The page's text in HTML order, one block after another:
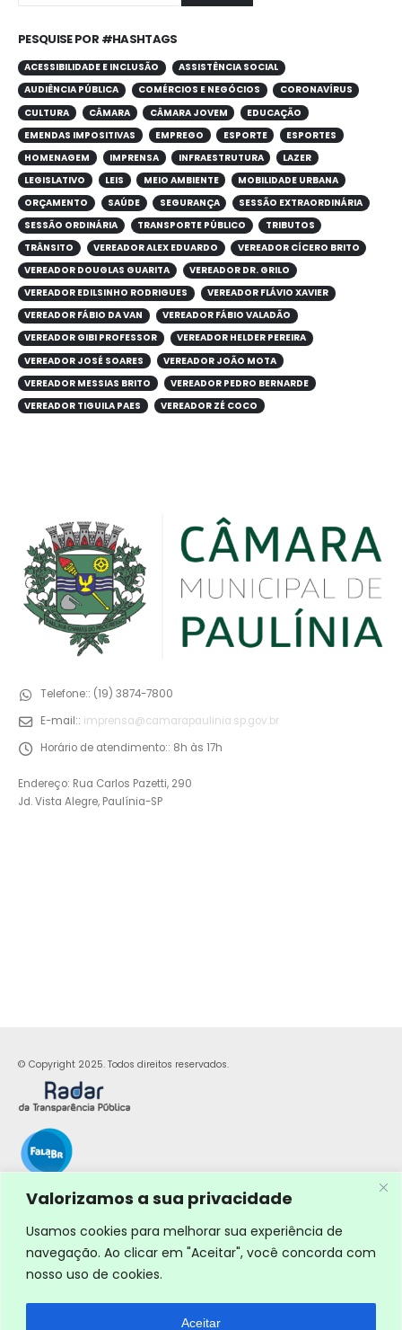
Valorizamos a sua privacidade
Usamos cookies para melhorar sua experiência de
navegação. Ao clicar em "Aceitar", você concorda com
nosso uso de cookies.
Aceitar
PESQUISE POR #HASHTAGS
ACESSIBILIDADE E INCLUSÃO
ASSISTÊNCIA SOCIAL
AUDIÊNCIA PÚBLICA
COMÉRCIOS E NEGÓCIOS
CORONAVÍRUS
CULTURA
CÂMARA CÂMARA JOVEM
EDUCAÇÃO
EMENDAS IMPOSITIVAS
EMPREGO ESPORTE
ESPORTES
HOMENAGEM
IMPRENSA INFRAESTRUTURA
LAZER
LEGISLATIVO
LEIS MEIO AMBIENTE
MOBILIDADE URBANA
ORÇAMENTO
SAÚDE SEGURANÇA
SESSÃO EXTRAORDINÁRIA
SESSÃO ORDINÁRIA
TRANSPORTE PÚBLICO
TRIBUTOS
TRÂNSITO
VEREADOR ALEX EDUARDO
VEREADOR CÍCERO BRITO
VEREADOR DOUGLAS GUARITA
VEREADOR DR. GRILO
VEREADOR EDILSINHO RODRIGUES
VEREADOR FLÁVIO XAVIER
VEREADOR FÁBIO DA VAN
VEREADOR FÁBIO VALADÃO
VEREADOR GIBI PROFESSOR
VEREADOR HELDER PEREIRA
VEREADOR JOSÉ SOARES
VEREADOR JOÃO MOTA
VEREADOR MESSIAS BRITO
VEREADOR PEDRO BERNARDE
VEREADOR TIGUILA PAES
VEREADOR ZÉ COCO
Telefone:: (19) 3874-7800
E-mail:: imprensa@camarapaulinia.sp.gov.br
Horário de atendimento:: 8h às 17h
Endereço: Rua Carlos Pazetti, 290
Jd. Vista Alegre, Paulínia-SP
© Copyright 2025. Todos direitos reservados.